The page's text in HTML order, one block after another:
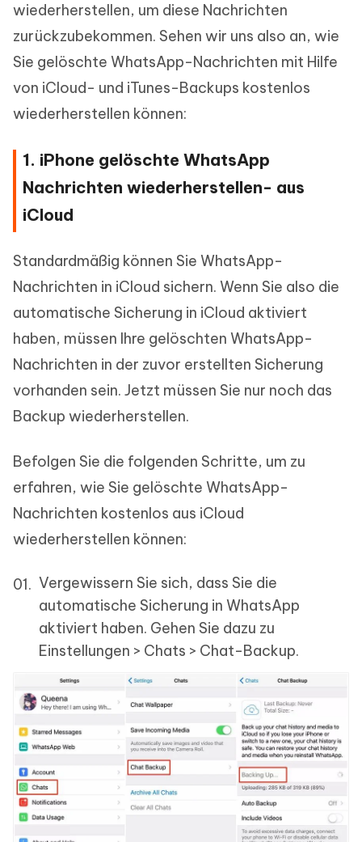
wiederherstellen, um diese Nachrichten
zurückzubekommen. Sehen wir uns also an, wie
Sie gelöschte WhatsApp-Nachrichten mit Hilfe
von iCloud- und iTunes-Backups kostenlos
wiederherstellen können:
1. iPhone gelöschte WhatsApp
Nachrichten wiederherstellen- aus
iCloud
Standardmäßig können Sie WhatsApp-
Nachrichten in iCloud sichern. Wenn Sie also die
automatische Sicherung in iCloud aktiviert
haben, müssen Ihre gelöschten WhatsApp-
Nachrichten in der zuvor erstellten Sicherung
vorhanden sein. Jetzt müssen Sie nur noch das
Backup wiederherstellen.
Befolgen Sie die folgenden Schritte, um zu
erfahren, wie Sie gelöschte WhatsApp-
Nachrichten kostenlos aus iCloud
wiederherstellen können:
Vergewissern Sie sich, dass Sie die
automatische Sicherung in WhatsApp
aktiviert haben. Gehen Sie dazu zu
Einstellungen > Chats > Chat-Backup.